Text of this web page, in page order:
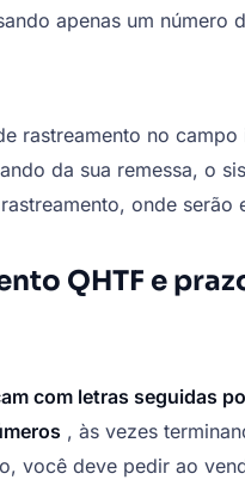
apenas um número
rastreamento no
da sua remessa, o
onde
QHTF e
com letras seguidas
, às vezes
você deve pedir ao